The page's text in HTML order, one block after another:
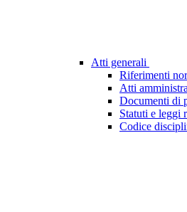
Atti generali
Riferimenti
Atti
Documenti di
Statuti e leggi
Codice